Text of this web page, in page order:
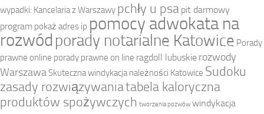
wypadki: Kancelaria z Warszawy pchły u psa pit darmowy
program pokaż adres ip pomocy adwokata na
rozwód porady notarialne Katowice Porady
prawne online porady prawne on line ragdoll lubuskie rozwody
Warszawa Skuteczna windykacja należności Katowice Sudoku
zasady rozwiązywaniatabela kaloryczna
produktów spożywczych tworzenia pozwów windykacja